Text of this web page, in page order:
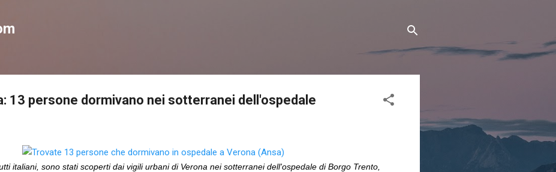
13 persone dormivano nei sotterranei dell'ospedale
italiani, sono stati scoperti dai vigili urbani di Verona nei sotterranei dell'ospedale di Borgo Trento,